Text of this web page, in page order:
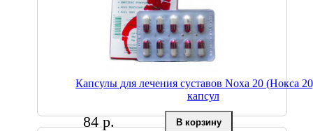
Капсулы для лечения суставов Noxa 20 (Нокса
капсул
84 р.